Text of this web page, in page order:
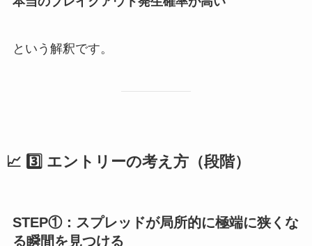
という解釈です。
📈 3️⃣ エントリーの考え方（段階）
STEP①：スプレッドが局所的に極端に狭くな
る瞬間を見つける